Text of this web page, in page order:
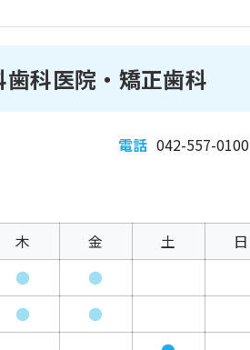
科医院・矯正歯科
電話 042-557-0100
木 金 土 日
● ●
● ●